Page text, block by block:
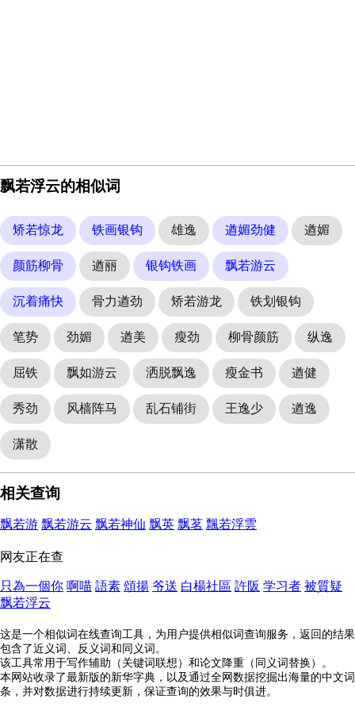
飘若浮云的相似词
矫若惊龙 铁画银钩 雄逸 遒媚劲健 遒媚
颜筋柳骨 遒丽 银钩铁画 飘若游云
沉着痛快 骨力遒劲 矫若游龙 铁划银钩
笔势 劲媚 遒美 瘦劲 柳骨颜筋 纵逸
屈铁 飘如游云 洒脱飘逸 瘦金书 遒健
秀劲 风樯阵马 乱石铺街 王逸少 遒逸
潇散
相关查询
飘若游 飘若游云 飘若神仙 飘英 飘茗 飄若浮雲
网友正在查
只為一個你 啊喵 語素 頌揚 爷送 白楊社區 許阪 学习者 被質疑
飘若浮云
这是一个相似词在线查询工具，为用户提供相似词查询服务，返回的结果
包含了近义词、反义词和同义词。
该工具常用于写作辅助（关键词联想）和论文降重（同义词替换）。
本网站收录了最新版的新华字典，以及通过全网数据挖掘出海量的中文词
条，并对数据进行持续更新，保证查询的效果与时俱进。